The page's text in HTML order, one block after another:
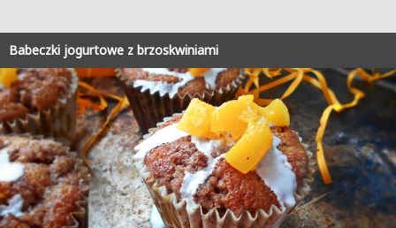
Babeczki jogurtowe z brzoskwiniami